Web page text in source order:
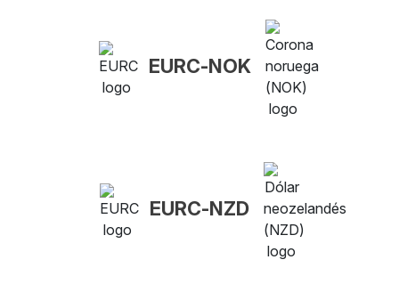
EURC-NOK
EURC-NZD